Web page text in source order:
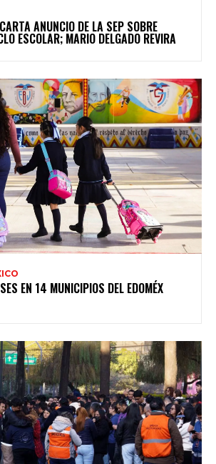
ANUNCIO DE LA SEP SOBRE
ESCOLAR; MARIO DELGADO REVIRA
EN 14 MUNICIPIOS DEL EDOMÉX